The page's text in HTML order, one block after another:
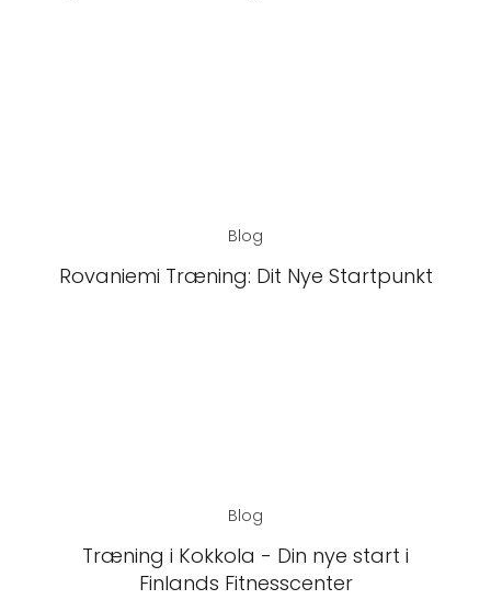
Blog
Rovaniemi Træning: Dit Nye Startpunkt
Blog
Træning i Kokkola - Din nye start i
Finlands Fitnesscenter